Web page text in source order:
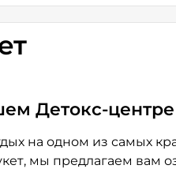
Детокс-центре
на одном из самых
мы предлагаем вам